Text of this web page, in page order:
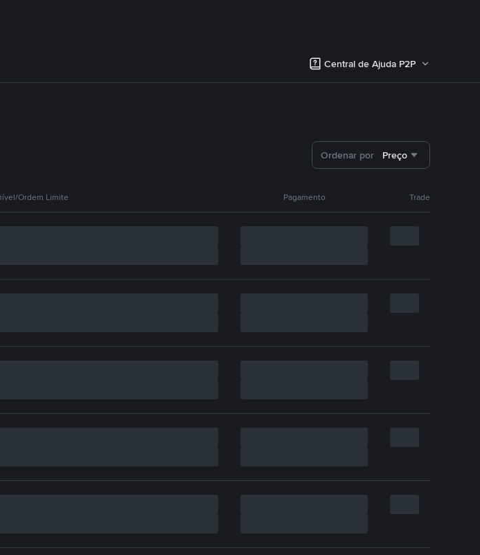
Central de Ajuda P2P
Ordenar por Preço
Ordem Limite Pagamento Trade